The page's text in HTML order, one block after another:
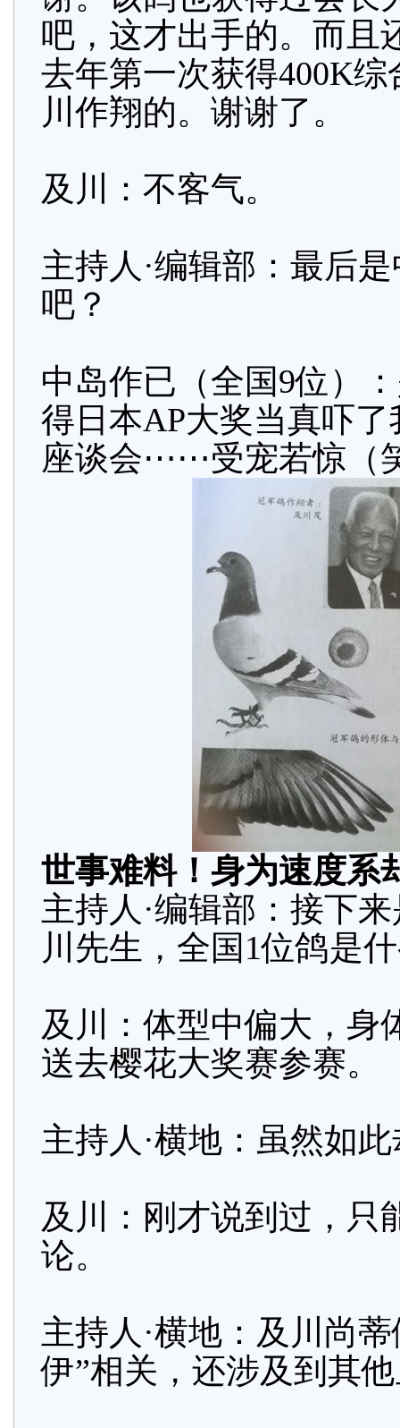
吧，这才出手的。而且
去年第一次获得400K
川作翔的。谢谢了。
及川：不客气。
主持人·编辑部：最后
吧？
中岛作已（全国9位）
得日本AP大奖当真吓
座谈会⋯⋯受宠若惊（
世事难料！身为速度系
主持人·编辑部：接下
川先生，全国1位鸽是
及川：体型中偏大，身
送去樱花大奖赛参赛。
主持人·横地：虽然如
及川：刚才说到过，只
论。
主持人·横地：及川尚
伊”相关，还涉及到其